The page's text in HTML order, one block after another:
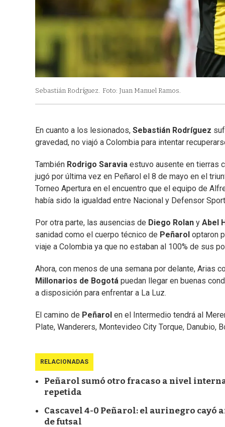
Sebastián Rodríguez. Foto: Juan Manuel Ramos.
En cuanto a los lesionados, Sebastián Rodríguez
gravedad, no viajó a Colombia para intentar
También Rodrigo Saravia estuvo ausente en tierras
jugó por última vez en Peñarol el 8 de mayo en el
Torneo Apertura en el encuentro que el equipo de
había sido la igualdad entre Nacional y Defensor
Por otra parte, las ausencias de Diego Rolan y Abel
sanidad como el cuerpo técnico de Peñarol optaron
viaje a Colombia ya que no estaban al 100% de sus
Ahora, con menos de una semana por delante, Arias
Millonarios de Bogotá puedan llegar en buenas
a disposición para enfrentar a La Luz.
El camino de Peñarol en el Intermedio tendrá al
Plate, Wanderers, Montevideo City Torque, Danubio,
RELACIONADAS
Peñarol sumó otro fracaso a nivel
repetida
Cascavel 4-0 Peñarol: el aurinegro cayó
de futsal